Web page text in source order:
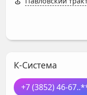
К-Система
+7 (3852) 46-67